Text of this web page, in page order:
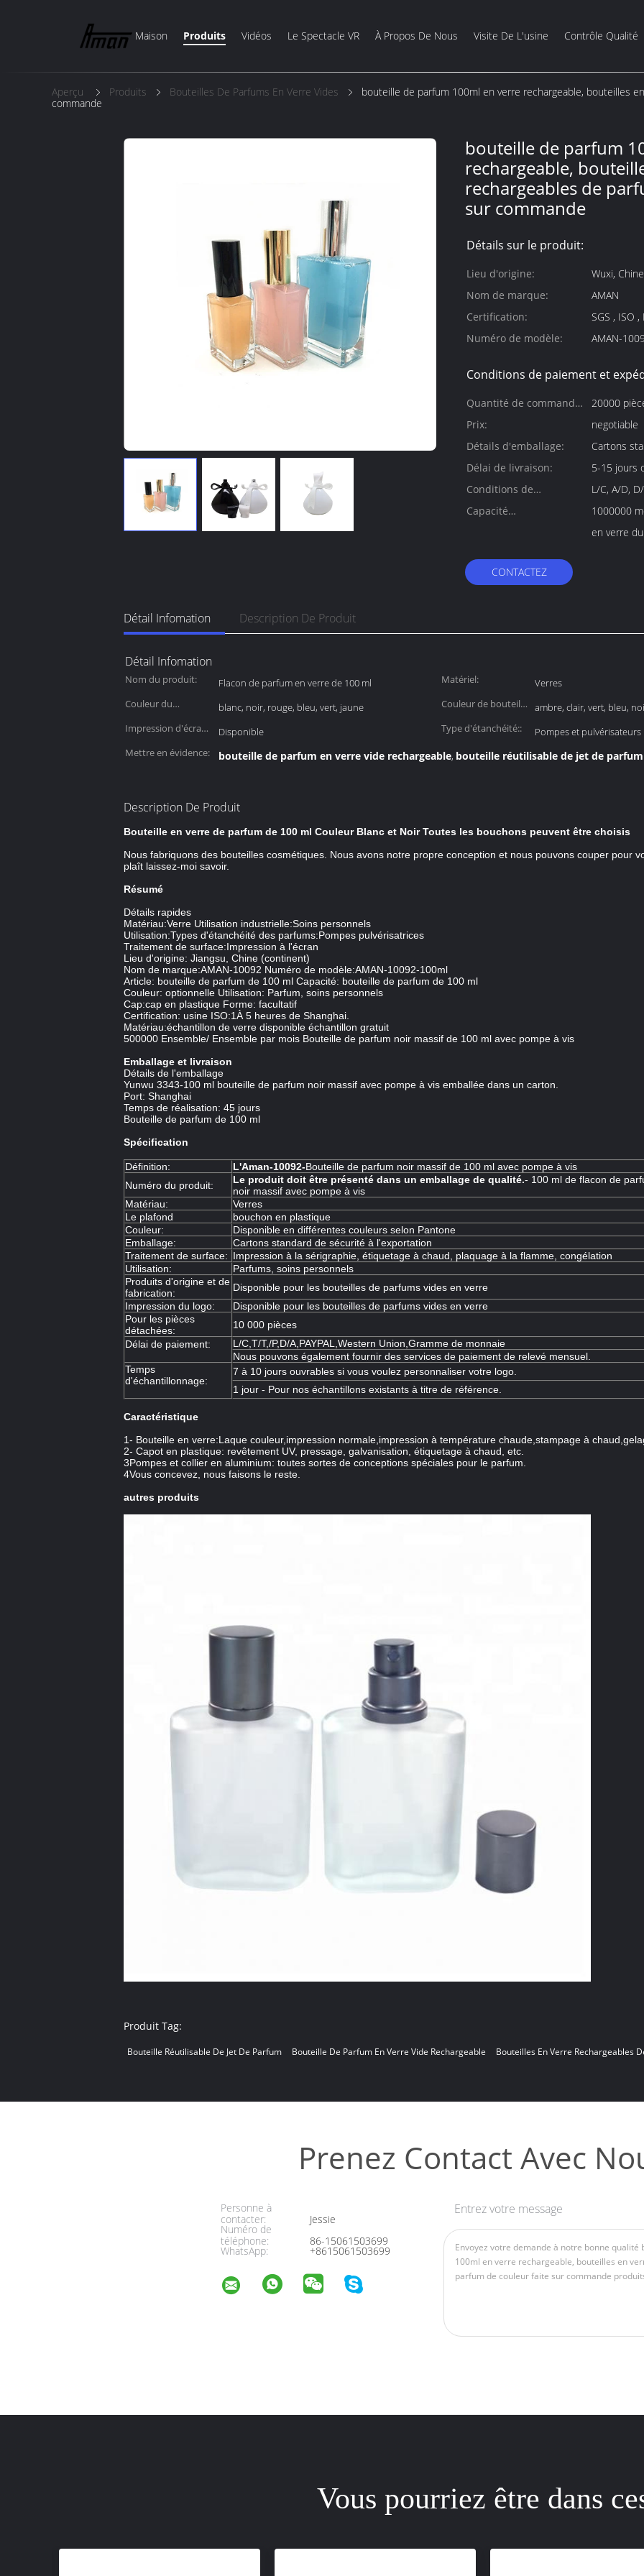
Maison Produits Vidéos Le Spectacle VR À Propos De Nous Visite De L'usine Contrôle Qualité
Aperçu Produits Bouteilles De Parfums En Verre Vides
bouteille de parfum 100ml en verre rechargeable, bouteilles
commande
bouteille de parfum
rechargeable,
rechargeables de
sur commande
Détails sur le produit:
Lieu d'origine:
Wuxi, Chine
Nom de marque:
AMAN
Certification:
SGS , ISO ,
Numéro de modèle:
AMAN-
Conditions de paiement et
Quantité de commande
min:
20000
Prix:
negotiable
Détails d'emballage:
Cartons
Délai de livraison:
5-15 jours
Conditions de
paiement:
L/C, A/D,
Capacité
1000000
en verre
CONTACTEZ
Détail Infomation Description De Produit
Détail Infomation
Nom du produit: Flacon de parfum en verre de 100 ml Matériel:
Verres
Couleur du
blanc, noir, rouge, bleu, vert, jaune
Couleur de bouteille
ambre, clair, vert, bleu,
Impression d'écran
Disponible Type d'étanchéité::
Pompes et pulvérisateurs
Mettre en évidence:
bouteille de parfum en verre vide rechargeable, bouteille réutilisable de jet de parfum
Description De Produit
Bouteille en verre de parfum de 100 ml Couleur Blanc et Noir Toutes les bouchons peuvent être choisis
Nous fabriquons des bouteilles cosmétiques. Nous avons notre propre conception et nous pouvons couper pour
plaît laissez-moi savoir.
Résumé
Détails rapides
Matériau:Verre Utilisation industrielle:Soins personnels
Utilisation:Types d'étanchéité des parfums:Pompes pulvérisatrices
Traitement de surface:Impression à l'écran
Lieu d'origine: Jiangsu, Chine (continent)
Nom de marque:AMAN-10092 Numéro de modèle:AMAN-10092-100ml
Article: bouteille de parfum de 100 ml Capacité: bouteille de parfum de 100 ml
Couleur: optionnelle Utilisation: Parfum, soins personnels
Cap:cap en plastique Forme: facultatif
Certification: usine ISO:1À 5 heures de Shanghai.
Matériau:échantillon de verre disponible échantillon gratuit
500000 Ensemble/ Ensemble par mois Bouteille de parfum noir massif de 100 ml avec pompe à vis
Emballage et livraison
Détails de l'emballage
Yunwu 3343-100 ml bouteille de parfum noir massif avec pompe à vis emballée dans un carton.
Port: Shanghai
Temps de réalisation: 45 jours
Bouteille de parfum de 100 ml
Spécification
Définition: L'Aman-10092-Bouteille de parfum noir massif de 100 ml avec pompe à vis
Numéro du produit:
Le produit doit être présenté dans un emballage de qualité.- 100 ml de flacon de
noir massif avec pompe à vis
Matériau:
Verres
Le plafond
bouchon en plastique
Couleur:
Disponible en différentes couleurs selon Pantone
Emballage:
Cartons standard de sécurité à l'exportation
Traitement de surface: Impression à la sérigraphie, étiquetage à chaud, plaquage à la flamme, congélation
Utilisation:
Parfums, soins personnels
Produits d'origine et de
fabrication:
Disponible pour les bouteilles de parfums vides en verre
Impression du logo:
Disponible pour les bouteilles de parfums vides en verre
Pour les pièces
détachées:
10 000 pièces
Délai de paiement:
L/C,T/T,/P,D/A,PAYPAL,Western Union,Gramme de monnaie
Nous pouvons également fournir des services de paiement de relevé mensuel.
Temps
d'échantillonnage:
7 à 10 jours ouvrables si vous voulez personnaliser votre logo.
1 jour - Pour nos échantillons existants à titre de référence.
Caractéristique
1- Bouteille en verre:Laque couleur,impression normale,impression à température chaude,stampage à
2- Capot en plastique: revêtement UV, pressage, galvanisation, étiquetage à chaud, etc.
3Pompes et collier en aluminium: toutes sortes de conceptions spéciales pour le parfum.
4Vous concevez, nous faisons le reste.
autres produits
Produit Tag:
Bouteille Réutilisable De Jet De Parfum Bouteille De Parfum En Verre Vide Rechargeable Bouteilles En Verre Rechargeables
Prenez Contact Avec
Personne à
contacter:
Jessie
Numéro de
téléphone:
86-15061503699
WhatsApp: +8615061503699
Entrez votre message
Vous pourriez être dans